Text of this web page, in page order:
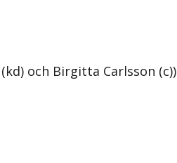
och Birgitta Carlsson (c))